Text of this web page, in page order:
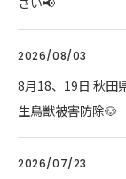
2026/08/03
8月18、19日 秋田
生鳥獣被害防除🐶
2026/07/23